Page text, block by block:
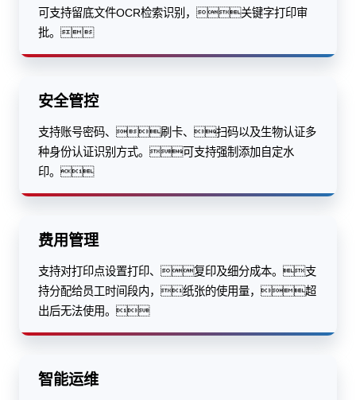
可支持留底文件OCR检索识别，关键字打印审
批。
安全管控
支持账号密码、刷卡、扫码以及生物认证多
种身份认证识别方式。可支持强制添加自定水
印。
费用管理
支持对打印点设置打印、复印及细分成本。支
持分配给员工时间段内，纸张的使用量，超
出后无法使用。
智能运维